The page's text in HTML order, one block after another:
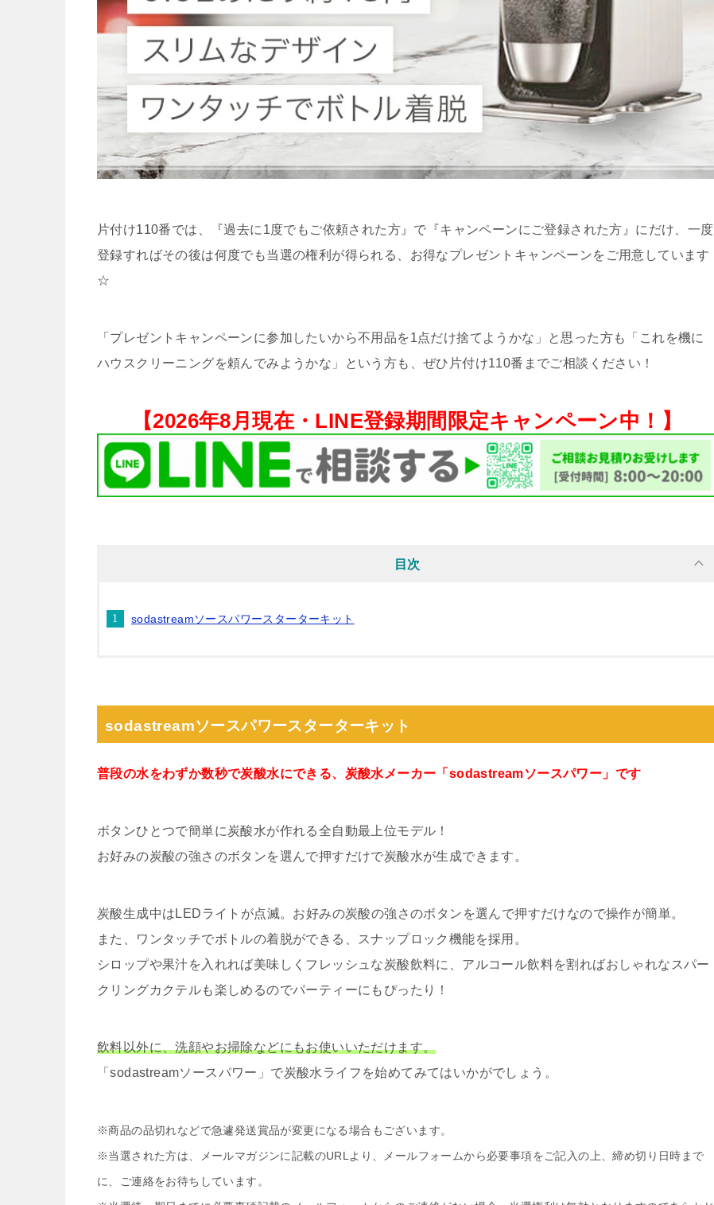
片付け110番では、『過去に1度でもご依頼された方』で『キャンペーンにご登録された方』にだけ、一度
登録すればその後は何度でも当選の権利が得られる、お得なプレゼントキャンペーンをご用意しています
☆
「プレゼントキャンペーンに参加したいから不用品を1点だけ捨てようかな」と思った方も「これを機に
ハウスクリーニングを頼んでみようかな」という方も、ぜひ片付け110番までご相談ください！
【2026年8月現在・ LINE登録期間限定キャンペーン中！】
目次
sodastreamソースパワースターターキット
sodastreamソースパワースターターキット
普段の水をわずか数秒で炭酸水にできる、炭酸水メーカー「sodastreamソースパワー」です
ボタンひとつで簡単に炭酸水が作れる全自動最上位モデル！
お好みの炭酸の強さのボタンを選んで押すだけで炭酸水が生成できます。
炭酸生成中はLEDライトが点滅。お好みの炭酸の強さのボタンを選んで押すだけなので操作が簡単。
また、ワンタッチでボトルの着脱ができる、スナップロック機能を採用。
シロップや果汁を入れれば美味しくフレッシュな炭酸飲料に、アルコール飲料を割ればおしゃれなスパー
クリングカクテルも楽しめるのでパーティーにもぴったり！
飲料以外に、洗顔やお掃除などにもお使いいただけます。
「sodastreamソースパワー」で炭酸水ライフを始めてみてはいかがでしょう。
※商品の品切れなどで急遽発送賞品が変更になる場合もございます。
※当選された方は、メールマガジンに記載のURLより、メールフォームから必要事項をご記入の上、締め切り日時まで
に、ご連絡をお待ちしています。